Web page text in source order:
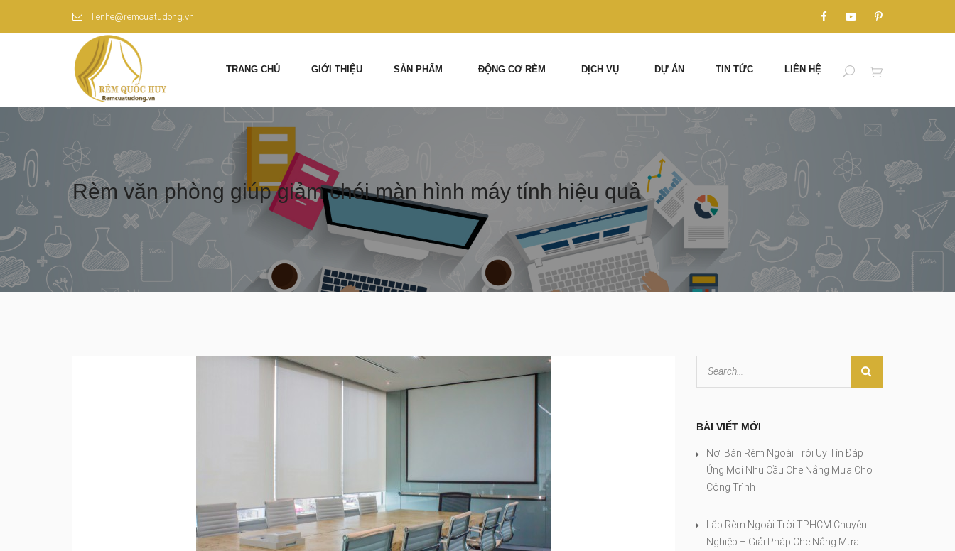
lienhe@remcuatudong.vn
TRANG CHỦ GIỚI THIỆU SẢN PHẨM ĐỘNG CƠ RÈM DỊCH VỤ DỰ ÁN TIN TỨC LIÊN HỆ
Rèm văn phòng giúp giảm chói màn hình máy tính hiệu quả
BÀI VIẾT MỚI
Nơi Bán Rèm Ngoài Trời Uy Tín Đáp
Ứng Mọi Nhu Cầu Che Nắng Mưa Cho
Công Trình
Lắp Rèm Ngoài Trời TPHCM Chuyên
Nghiệp – Giải Pháp Che Nắng Mưa